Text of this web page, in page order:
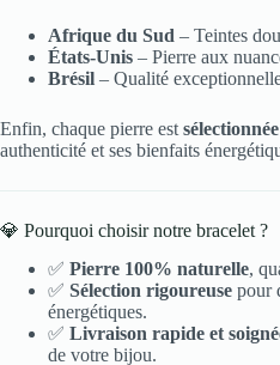
Afrique du Sud – Teintes
États-Unis – Pierre aux
Brésil – Qualité
Enfin, chaque pierre est
authenticité et ses bienfaits
💎 Pourquoi choisir notre bracelet ?
✅ Pierre 100% naturelle,
✅ Sélection rigoureuse pour
énergétiques.
✅ Livraison rapide et
de votre bijou.